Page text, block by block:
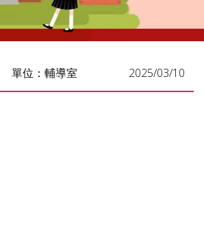
單位：輔導室 2025/03/10